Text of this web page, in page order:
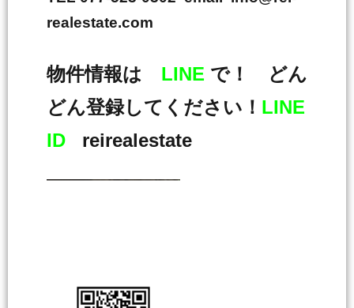
realestate.com
物件情報は LINE で！ どん
どん登録してください！ LINE
ID reirealestate